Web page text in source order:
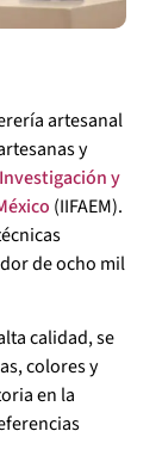
artesanal
y
y
(IIFAEM).
de ocho mil
calidad, se
colores y
en la